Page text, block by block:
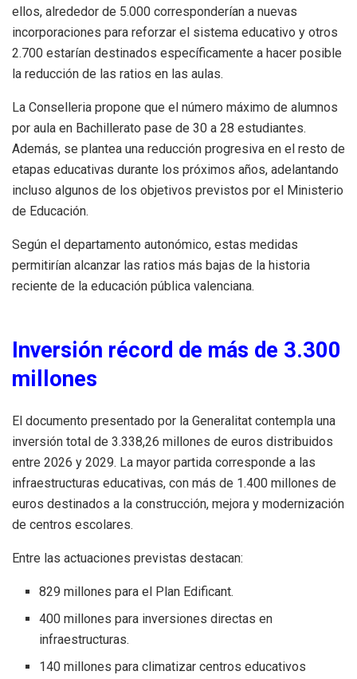
ellos, alrededor de 5.000 corresponderían a nuevas
incorporaciones para reforzar el sistema educativo y otros
2.700 estarían destinados específicamente a hacer posible
la reducción de las ratios en las aulas.
La Conselleria propone que el número máximo de alumnos
por aula en Bachillerato pase de 30 a 28 estudiantes.
Además, se plantea una reducción progresiva en el resto de
etapas educativas durante los próximos años, adelantando
incluso algunos de los objetivos previstos por el Ministerio
de Educación.
Según el departamento autonómico, estas medidas
permitirían alcanzar las ratios más bajas de la historia
reciente de la educación pública valenciana.
Inversión récord de más de 3.300
millones
El documento presentado por la Generalitat contempla una
inversión total de 3.338,26 millones de euros distribuidos
entre 2026 y 2029. La mayor partida corresponde a las
infraestructuras educativas, con más de 1.400 millones de
euros destinados a la construcción, mejora y modernización
de centros escolares.
Entre las actuaciones previstas destacan:
829 millones para el Plan Edificant.
400 millones para inversiones directas en
infraestructuras.
140 millones para climatizar centros educativos